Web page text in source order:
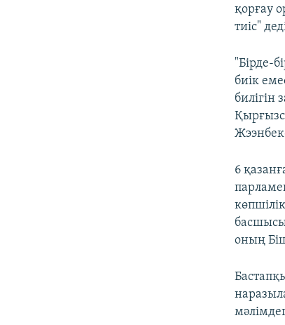
қорғау
тиіс"
"Бірде-
биік
билігін
6
оның